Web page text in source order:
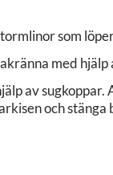
som
med
av
och